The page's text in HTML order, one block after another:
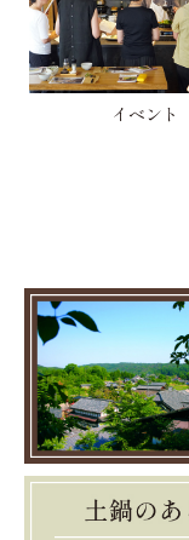
イベント